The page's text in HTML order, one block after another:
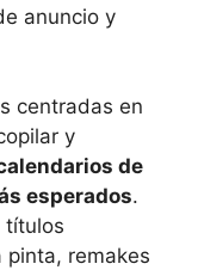
anuncio y
centradas en
y
de
esperados.
títulos
pinta, remakes